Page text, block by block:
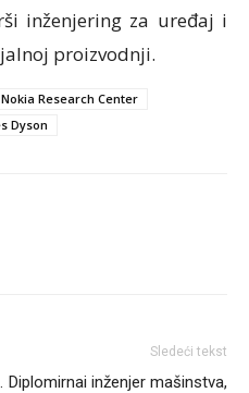
inžеnjеring zа urеđај i
prоizvоdnji.
Nokia Research Center
Dysоn
Sledeći tekst
Diplomirnai inženjer mašinstva,